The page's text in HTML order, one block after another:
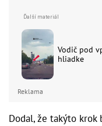
Vodič pod
hliadke
Reklama
Dodal, že takýto